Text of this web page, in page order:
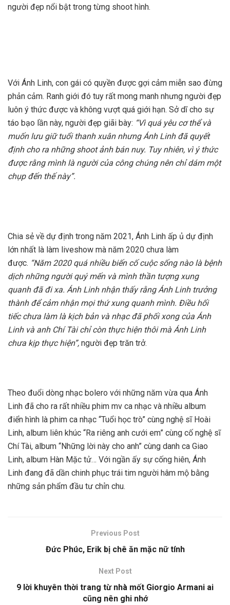
người đẹp nổi bật trong từng shoot hình.
Với Ánh Linh, con gái có quyền được gợi cảm miễn sao đừng
phản cảm. Ranh giới đó tuy rất mong manh nhưng người đẹp
luôn ý thức được và không vượt quá giới hạn. Sở dĩ cho sự
táo bạo lần này, người đẹp giãi bày: “Vì quá yêu cơ thể và
muốn lưu giữ tuổi thanh xuân nhưng Ánh Linh đã quyết
định cho ra những shoot ảnh bán nuy. Tuy nhiên, vì ý thức
được rằng mình là người của công chúng nên chỉ dám một
chụp đến thế này”.
Chia sẻ về dự định trong năm 2021, Ánh Linh ấp ủ dự định
lớn nhất là làm liveshow mà năm 2020 chưa làm
được. “Năm 2020 quá nhiều biến cố cuộc sống nào là bệnh
dịch những người quý mến và mình thần tượng xung
quanh đã đi xa. Ánh Linh nhận thấy rằng Ánh Linh trưởng
thành để cảm nhận mọi thứ xung quanh mình. Điều hối
tiếc chưa làm là kịch bản và nhạc đã phối xong của Ánh
Linh và anh Chí Tài chỉ còn thực hiện thôi mà Ánh Linh
chưa kịp thực hiện”, người đẹp trăn trở.
Theo đuổi dòng nhạc bolero với những năm vừa qua Ánh
Linh đã cho ra rất nhiều phim mv ca nhạc và nhiều album
điển hình là phim ca nhạc “Tuổi học trò” cùng nghệ sĩ Hoài
Linh, album liên khúc “Ra riêng anh cưới em” cùng cố nghệ sĩ
Chí Tài, album “Những lời này cho anh” cùng danh ca Giao
Linh, album Hàn Mặc tử… Với ngần ấy sự cống hiên, Ánh
Linh đang đã dần chinh phục trái tim người hâm mộ bằng
những sản phẩm đầu tư chỉn chu.
Previous Post
Đức Phúc, Erik bị chê ăn mặc nữ tính
Next Post
9 lời khuyên thời trang từ nhà mốt Giorgio Armani ai
cũng nên ghi nhớ